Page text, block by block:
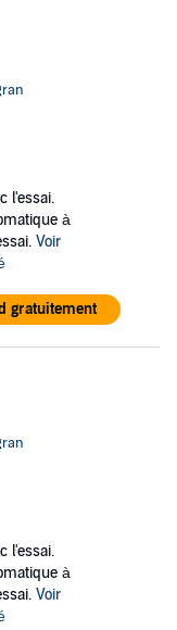
It ends up being
The Bus is the
author of erotic
topics in exciting and
erotic short
years or older to
Reib Petersen
l'essai.
à
Voir
gratuitement
l'essai.
à
Voir